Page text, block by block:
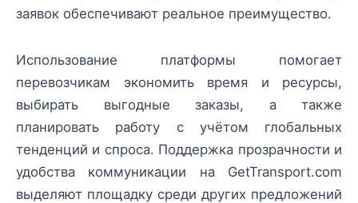
заявок обеспечивают реальное преимущество.
Использование платформы помогает
перевозчикам экономить время и ресурсы,
выбирать выгодные заказы, а также
планировать работу с учётом глобальных
тенденций и спроса. Поддержка прозрачности и
удобства коммуникации на GetTransport.com
выделяют площадку среди других предложений